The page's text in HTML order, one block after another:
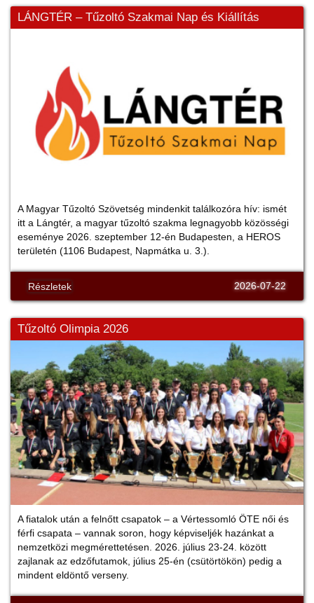
LÁNGTÉR – Tűzoltó Szakmai Nap és Kiállítás
A Magyar Tűzoltó Szövetség mindenkit találkozóra hív: ismét
itt a Lángtér, a magyar tűzoltó szakma legnagyobb közösségi
eseménye 2026. szeptember 12-én Budapesten, a HEROS
területén (1106 Budapest, Napmátka u. 3.).
Részletek 2026-07-22
Tűzoltó Olimpia 2026
A fiatalok után a felnőtt csapatok – a Vértessomló ÖTE női és
férfi csapata – vannak soron, hogy képviseljék hazánkat a
nemzetközi megmérettetésen. 2026. július 23-24. között
zajlanak az edzőfutamok, július 25-én (csütörtökön) pedig a
mindent eldöntő verseny.